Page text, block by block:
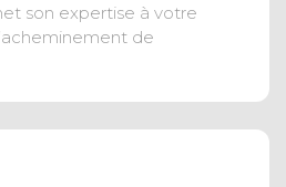
son expertise à votre
de